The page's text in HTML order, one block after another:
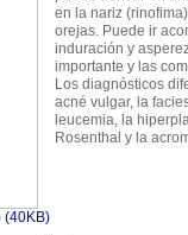
en la nariz
orejas. Puede ir
induración y
importante y las
Los diagnósticos
acné vulgar, la
leucemia, la
Rosenthal y la